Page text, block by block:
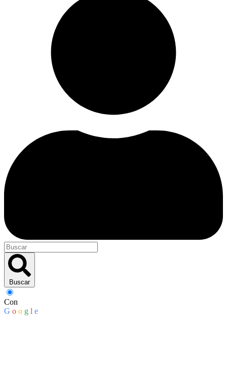
Buscar
Con
G o o g l e